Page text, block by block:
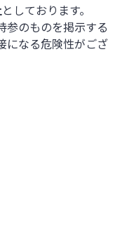
としております。
参のものを掲示する
になる危険性がござ